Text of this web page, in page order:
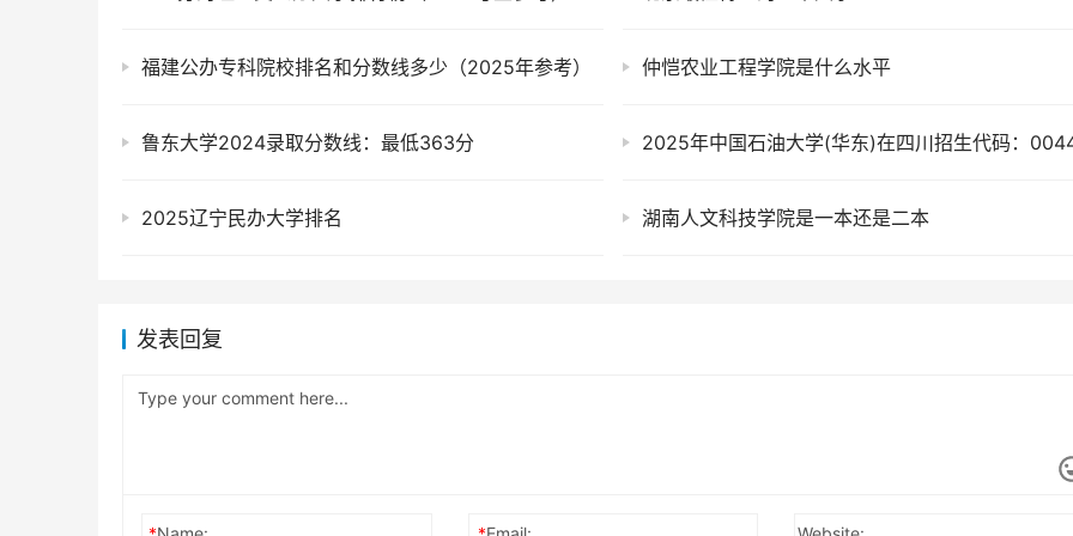
福建公办专科院校排名和分数线多少（2025年参考） 仲恺农业工程学院是什么水平
鲁东大学2024录取分数线：最低363分 2025年中国石油大学(华东)在四川招生代码：
2025辽宁民办大学排名 湖南人文科技学院是一本还是二本
发表回复